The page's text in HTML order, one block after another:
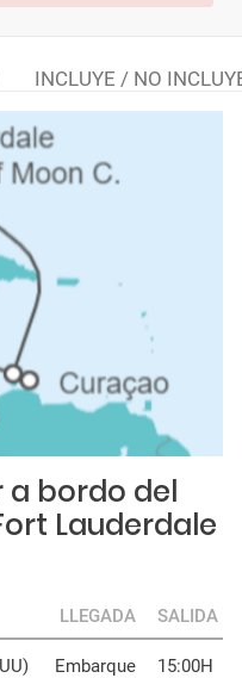
INCLUYE / NO
a bordo del
Lauderdale
LLEGADA SALIDA
Embarque 15:00H